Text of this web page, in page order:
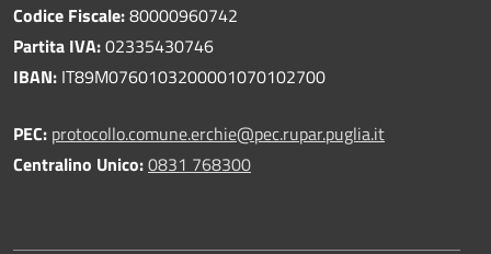
Codice Fiscale:80000960742
Partita IVA:02335430746
IBAN: IT89M0760103200001070102700
PEC: protocollo.comune.erchie@pec.rupar.puglia.it
Centralino Unico:0831 768300